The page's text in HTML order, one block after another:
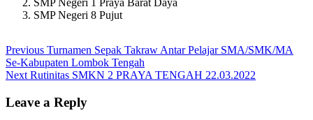
SMP Negeri 8 Pujut
Post
navigation
Previous Previous
post:
Turnamen Sepak Takraw Antar Pelajar SMA/SMK/MA
Se-Kabupaten Lombok Tengah
Next Next
Rutinitas SMKN 2 PRAYA TENGAH 22.03.2022
Leave a Reply